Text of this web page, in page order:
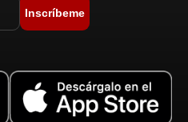
Inscríbeme